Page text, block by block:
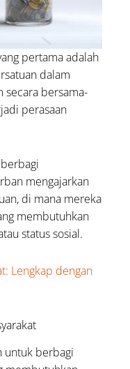
pertama adalah
dalam
secara bersama-
perasaan
mengajarkan
di mana mereka
membutuhkan
status sosial.
Lengkap dengan
untuk berbagi